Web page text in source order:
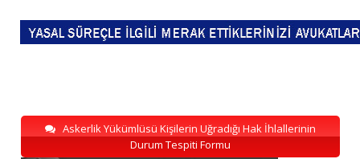
Askerlik Yükümlüsü Kişilerin Uğradığı Hak İhlallerinin
Durum Tespiti Formu